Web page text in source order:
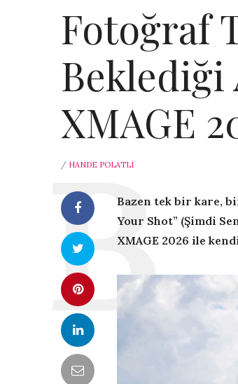
Fotoğraf
Beklediği
XMAGE
/ HANDE POLATLI
Bazen tek bir kare,
Your Shot” (Şimdi
XMAGE 2026 ile